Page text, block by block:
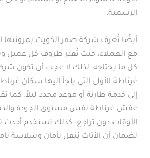
الرسمية.
أيضًا تُعرف شركة صقر الكويت بمرونتها
مع العملاء، حيث تُقدر ظروف كل عميل
كل ما يحتاجه. لذلك لا عجب أن تكون
غرناطة الأولى التي يلجأ إليها سكان
إلى خدمة طارئة أو موعد محدد ليلاً. كما
عفش غرناطة نفس مستوى الجودة
الأوقات دون تراجع. كذلك تستخدم أحدث
لضمان أن الأثاث يُنقل بأمان وسلاسة